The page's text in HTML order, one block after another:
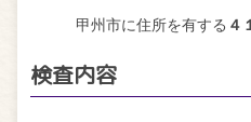
甲州市に住所を有する ４
検査内容